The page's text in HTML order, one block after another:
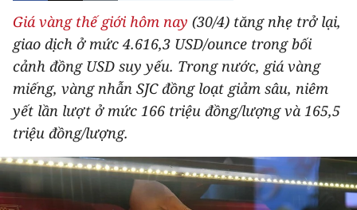
XÃ HỘI
PHÁP LUẬT
DU LỊCH
THẾ GIỚI
THỂ THAO
Giá vàng thế giới hôm nay (30/4) tăng nhẹ trở lại,
giao dịch ở mức 4.616,3 USD/ounce trong bối
cảnh đồng USD suy yếu. Trong nước, giá vàng
miếng, vàng nhẫn SJC đồng loạt giảm sâu, niêm
yết lần lượt ở mức 166 triệu đồng/lượng và 165,5
triệu đồng/lượng.